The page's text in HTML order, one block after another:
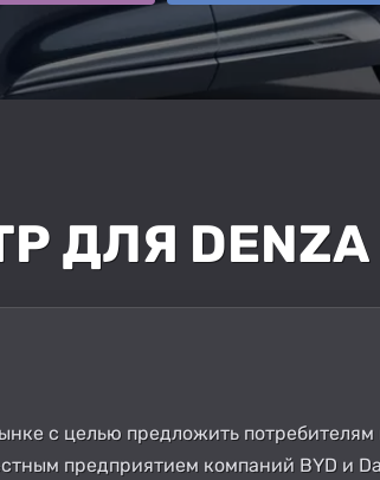
ДЛЯ DENZA
с целью предложить
предприятием компаний BYD и